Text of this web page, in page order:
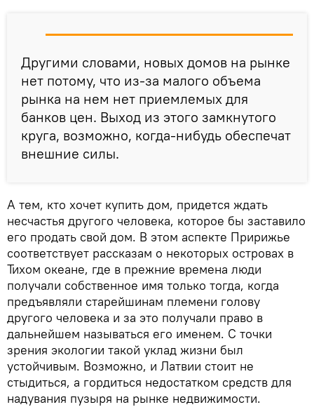
Другими словами, новых домов на рынке
нет потому, что из-за малого объема
рынка на нем нет приемлемых для
банков цен. Выход из этого замкнутого
круга, возможно, когда-нибудь обеспечат
внешние силы.
А тем, кто хочет купить дом, придется ждать
несчастья другого человека, которое бы заставило
его продать свой дом. В этом аспекте Пририжье
соответствует рассказам о некоторых островах в
Тихом океане, где в прежние времена люди
получали собственное имя только тогда, когда
предъявляли старейшинам племени голову
другого человека и за это получали право в
дальнейшем называться его именем. С точки
зрения экологии такой уклад жизни был
устойчивым. Возможно, и Латвии стоит не
стыдиться, а гордиться недостатком средств для
надувания пузыря на рынке недвижимости.